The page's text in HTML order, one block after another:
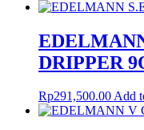
DRIPPER
Rp291,500.00Add